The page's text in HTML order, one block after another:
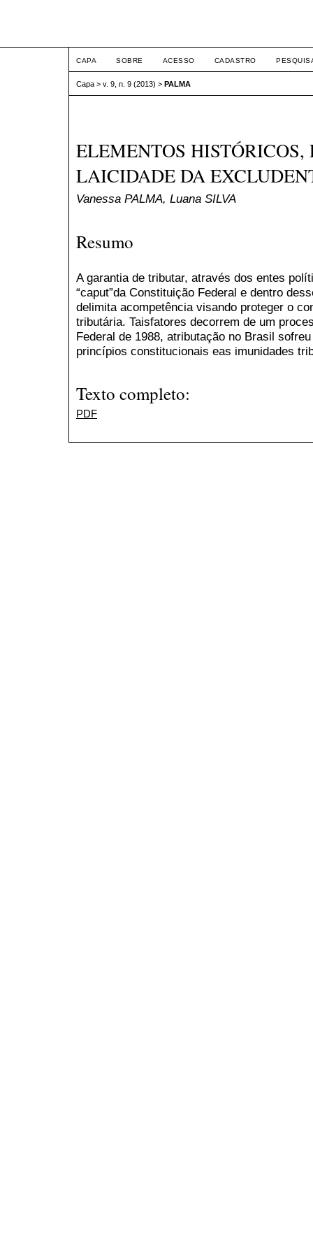
CAPA SOBRE ACESSO CADASTRO
Capa > v. 9, n. 9 (2013) > PALMA
ELEMENTOS
LAICIDADE DA
Vanessa PALMA, Luana SILVA
Resumo
A garantia de tributar, através dos entes
“caput”da Constituição Federal e dentro
delimita acompetência visando proteger o
tributária. Taisfatores decorrem de um
Federal de 1988, atributação no Brasil
princípios constitucionais eas imunidades
Texto completo:
PDF